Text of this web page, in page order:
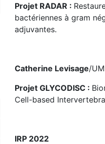
Projet RADAR :
bactériennes à gram
adjuvantes.
Catherine Levisage/
Projet GLYCODISC :
Cell-based
IRP 2022